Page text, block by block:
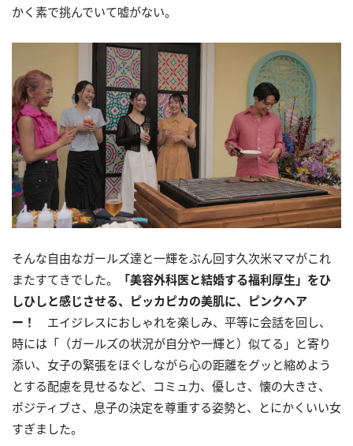
かく素で挑んでいて嘘がない。
そんな自由なガールズ達と一輝をぶん回す久次米ママがこれ
またすてきでした。
「美容外科医と結婚する福利厚生」をひ
しひしと感じさせる、ピッカピカの美肌に、ピンクヘア
ー！
エイジレスにおしゃれを楽しみ、平等に会話を回し、
時には「（ガールズの状況が自分や一輝と）似てる」と寄り
添い、女子の緊張をほぐしながら心の距離をグッと縮めよう
とする配慮を見せるなど、コミュ力、優しさ、懐の大きさ、
ポジティブさ、息子の決定を尊重する姿勢と、とにかくいい女
すぎました。